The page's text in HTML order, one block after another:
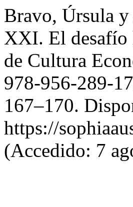
Bravo, Úrsula
XXI. El desafío
de Cultura
978-956-289-
167–170.
https://
(Accedido: 7